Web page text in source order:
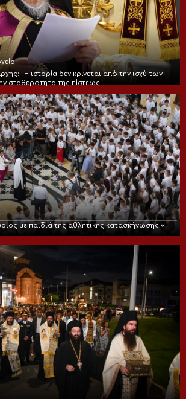
“Η ιστορία δεν κρίνεται από την ισχύ των
σταθερότητα της πίστεως”
με παιδιά της αθλητικής κατασκήνωσης «Η